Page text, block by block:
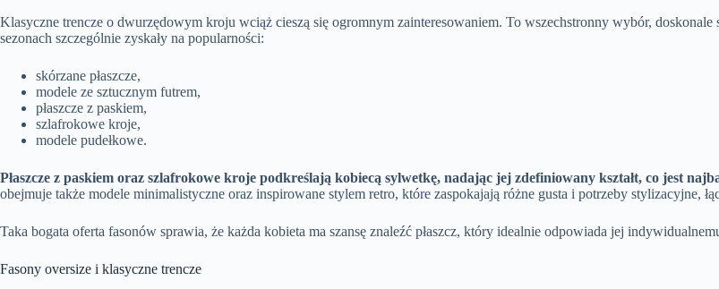
Klasyczne trencze o dwurzędowym kroju wciąż cieszą się ogromnym zainteresowaniem. To wszechstronny wybór,
sezonach szczególnie zyskały na popularności:
skórzane płaszcze,
modele ze sztucznym futrem,
płaszcze z paskiem,
szlafrokowe kroje,
modele pudełkowe.
Płaszcze z paskiem oraz szlafrokowe kroje podkreślają kobiecą sylwetkę, nadając jej zdefiniowany kształt, co jest
obejmuje także modele minimalistyczne oraz inspirowane stylem retro, które zaspokajają różne gusta i potrzeby stylizacyjne,
Taka bogata oferta fasonów sprawia, że każda kobieta ma szansę znaleźć płaszcz, który idealnie odpowiada jej
Fasony oversize i klasyczne trencze